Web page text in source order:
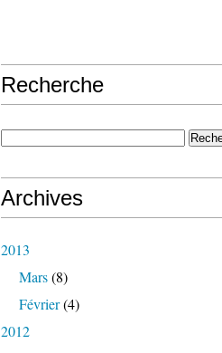
Recherche
Archives
2013
Mars(8)
Février(4)
2012